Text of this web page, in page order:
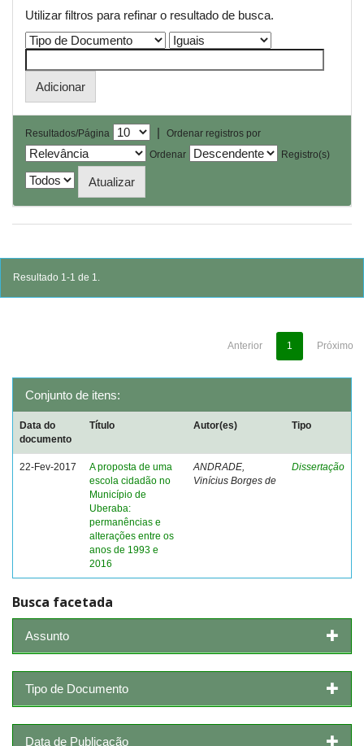
Utilizar filtros para refinar o resultado de busca.
Resultados/Página |
Ordenar registros por
Ordenar
Registro(s)
Resultado 1-1 de 1.
Anterior 1 Próximo
Conjunto de itens:
Data do
documento
Título Autor(es) Tipo
22-Fev-2017
A proposta de uma
escola cidadão no
Município de
Uberaba:
permanências e
alterações entre os
anos de 1993 e
2016
ANDRADE,
Vinícius Borges de
Dissertação
Busca facetada
Assunto
Tipo de Documento
Data de Publicação